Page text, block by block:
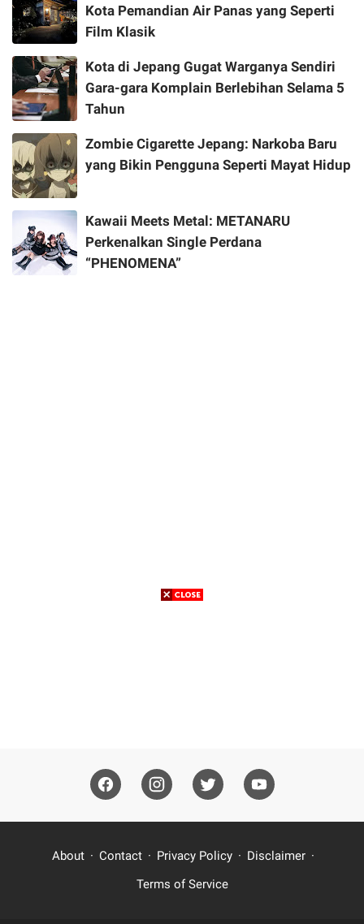
Kota Pemandian Air Panas yang Seperti
Film Klasik
Kota di Jepang Gugat Warganya Sendiri
Gara-gara Komplain Berlebihan Selama 5
Tahun
Zombie Cigarette Jepang: Narkoba Baru
yang Bikin Pengguna Seperti Mayat Hidup
Kawaii Meets Metal: METANARU
Perkenalkan Single Perdana
“PHENOMENA”
About Contact Privacy Policy
Disclaimer
Terms of Service